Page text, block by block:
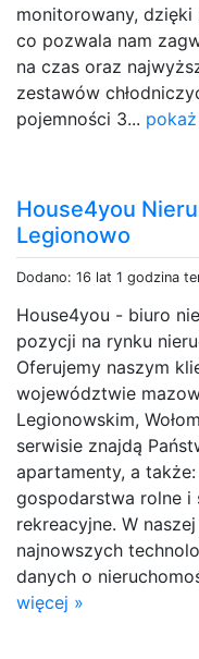
monitorowany, dzięki
co pozwala nam
na czas oraz
zestawów
pojemności 3...
House4you
Legionowo
Dodano: 16 lat 1 godzina
House4you - biuro
pozycji na rynku
Oferujemy naszym
województwie
Legionowskim,
serwisie znajdą
apartamenty, a
gospodarstwa rolne i
rekreacyjne. W
najnowszych
danych o
więcej »